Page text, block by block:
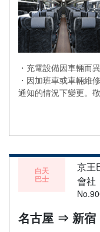
・充電設備因車輛而
・因加班車或車輛維
通知的情況下變更。敬
白天
巴士
京王
會社
名古屋 ⇒ 新宿